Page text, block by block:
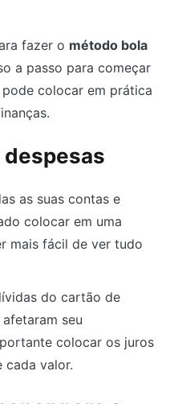
fazer o método bola
a passo para começar
colocar em prática
despesas
as suas contas e
colocar em uma
mais fácil de ver tudo
do cartão de
seu
colocar os juros
cada valor.